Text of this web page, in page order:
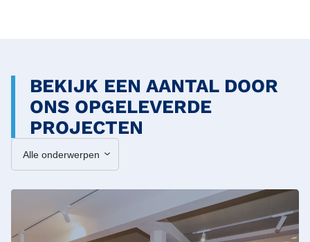
BEKIJK EEN AANTAL DOOR
ONS OPGELEVERDE
PROJECTEN